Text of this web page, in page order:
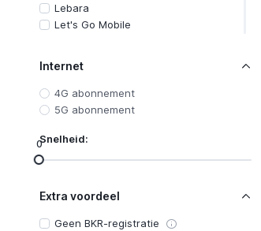
Lebara
Let's Go Mobile
Youfone
Internet
4G abonnement
5G abonnement
Snelheid:
0
Extra voordeel
Geen BKR-registratie